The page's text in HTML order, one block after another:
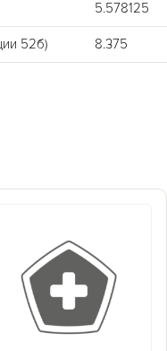
5.578125
52б) 8.375